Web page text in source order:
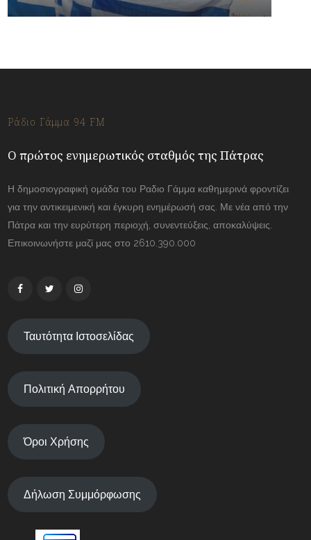
Ράδιο Γάμμα 94 FM
Ο πρώτος ενημερωτικός σταθμός της Πάτρας
Η δημοσιογραφική ομάδα του Ραδιο Γάμμα καθημερινά φροντίζει
για την αντικειμενική και έγκυρη ενημέρωσή σας. Με νέα από την
Πάτρα και την ευρύτερη περιοχή, συνεντεύξεις, αποκαλύψεις.
Επικοινωνήστε μαζί μας στο 2610.390.000
Ταυτότητα Ιστοσελίδας
Πολιτική Απορρήτου
Όροι Χρήσης
Δήλωση Συμμόρφωσης